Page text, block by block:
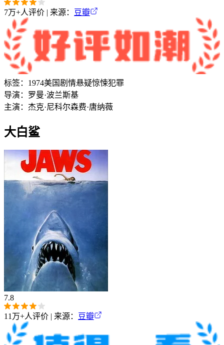
7万+人评价 | 来源： 豆瓣
标签： 1974美国 剧情悬疑惊悚犯罪
导演： 罗曼·波兰斯基
主演： 杰克·尼科尔森费·唐纳薇
大白鲨
7.8
11万+人评价 | 来源： 豆瓣